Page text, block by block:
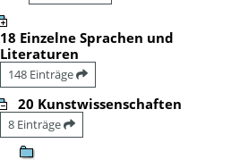
18 Einzelne Sprachen und
Literaturen
148 Einträge
20 Kunstwissenschaften
8 Einträge